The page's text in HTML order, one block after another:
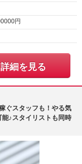
円
詳細を見る
ぐスタッフも！やる気
♪スタイリストも同時